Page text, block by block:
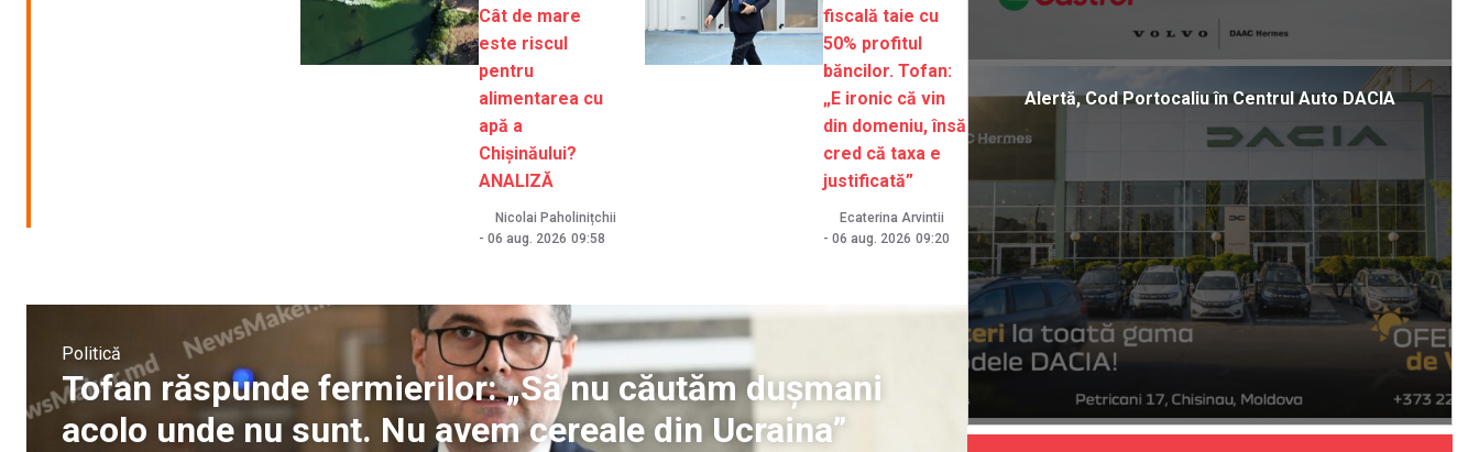
Cât de mare
este riscul
pentru
alimentarea cu
apă a
Chișinăului?
ANALIZĂ
Nicolai Paholinițchii
- 06 aug. 2026 09:58
fiscală taie cu
50% profitul
băncilor. Tofan:
„E ironic că vin
din domeniu, însă
cred că taxa e
justificată”
Ecaterina Arvintii
- 06 aug. 2026 09:20
Politică
Tofan răspunde fermierilor: „Să nu căutăm dușmani
acolo unde nu sunt. Nu avem cereale din Ucraina”
Alertă, Cod Portocaliu în Centrul Auto DACIA